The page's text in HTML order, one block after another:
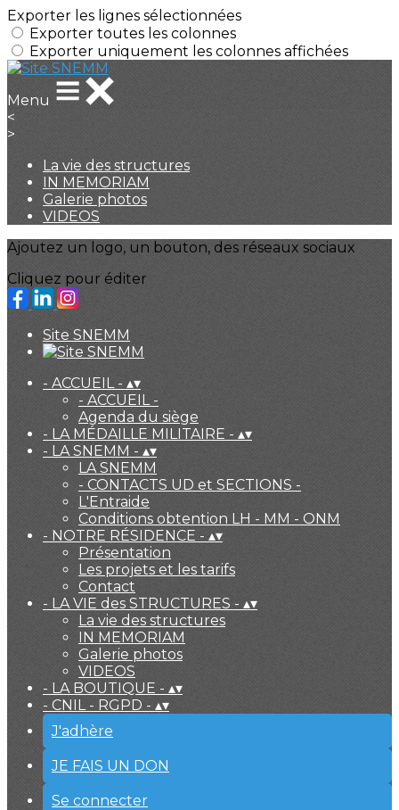
Exporter les lignes sélectionnées
Exporter toutes les colonnes
Exporter uniquement les colonnes affichées
Menu
<
>
La vie des structures
IN MEMORIAM
Galerie photos
VIDEOS
Ajoutez un logo, un bouton, des réseaux sociaux
Cliquez pour éditer
Site SNEMM
- ACCUEIL - ▴▾
- ACCUEIL -
Agenda du siège
- LA MÉDAILLE MILITAIRE - ▴▾
- LA SNEMM - ▴▾
LA SNEMM
- CONTACTS UD et SECTIONS -
L'Entraide
Conditions obtention LH - MM - ONM
- NOTRE RÉSIDENCE - ▴▾
Présentation
Les projets et les tarifs
Contact
- LA VIE des STRUCTURES - ▴▾
La vie des structures
IN MEMORIAM
Galerie photos
VIDEOS
- LA BOUTIQUE - ▴▾
- CNIL - RGPD - ▴▾
J'adhère
JE FAIS UN DON
Se connecter